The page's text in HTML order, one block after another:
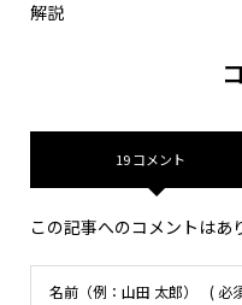
解説
19 コメント
この記事へのコメントはあ
名前（例：山田 太郎） ( 必